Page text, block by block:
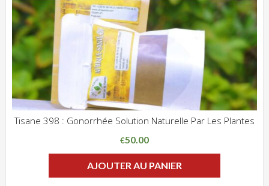
Tisane 398 : Gonorrhée Solution Naturelle Par Les Plantes
€50.00
AJOUTER AU PANIER